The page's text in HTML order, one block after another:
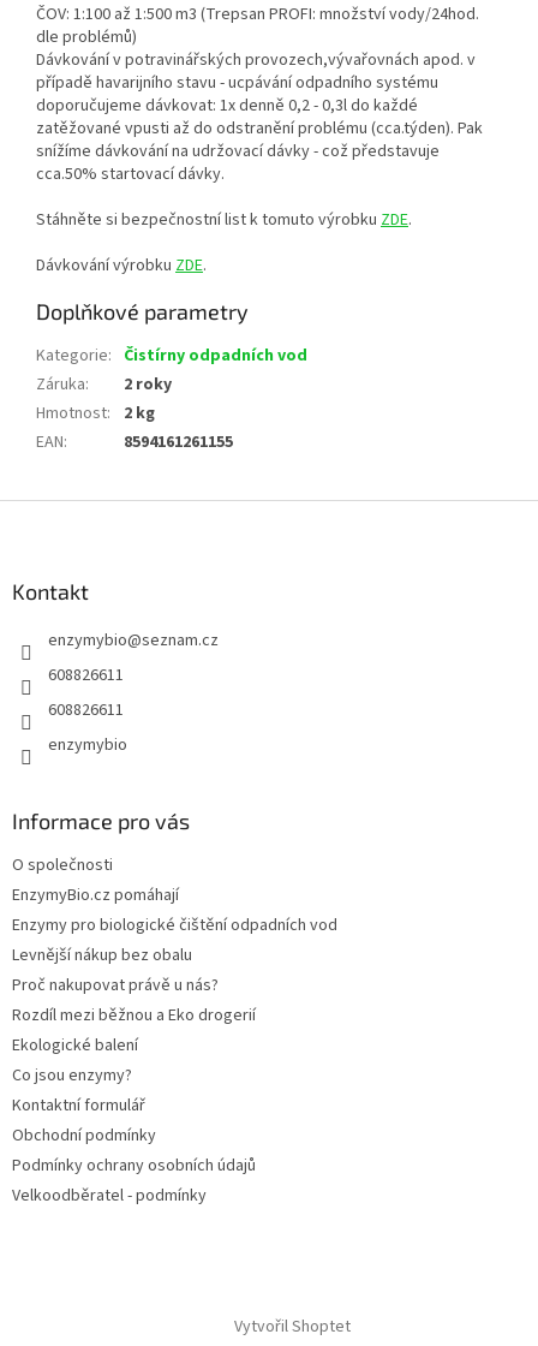
ČOV: 1:100 až 1:500 m3 (Trepsan PROFI: množství vody/24hod.
dle problémů)
Dávkování v potravinářských provozech,vývařovnách apod. v
případě havarijního stavu - ucpávání odpadního systému
doporučujeme dávkovat: 1x denně 0,2 - 0,3l do každé
zatěžované vpusti až do odstranění problému (cca.týden). Pak
snížíme dávkování na udržovací dávky - což představuje
cca.50% startovací dávky.
Stáhněte si bezpečnostní list k tomuto výrobku ZDE.
Dávkování výrobku ZDE.
Doplňkové parametry
Kategorie: Čistírny odpadních vod
Záruka:
2 roky
Hmotnost:
2 kg
EAN: 8594161261155
Kontakt
enzymybio@seznam.cz
608826611
608826611
enzymybio
Informace pro vás
O společnosti
EnzymyBio.cz pomáhají
Enzymy pro biologické čištění odpadních vod
Levnější nákup bez obalu
Proč nakupovat právě u nás?
Rozdíl mezi běžnou a Eko drogerií
Ekologické balení
Co jsou enzymy?
Kontaktní formulář
Obchodní podmínky
Podmínky ochrany osobních údajů
Velkoodběratel - podmínky
Vytvořil Shoptet